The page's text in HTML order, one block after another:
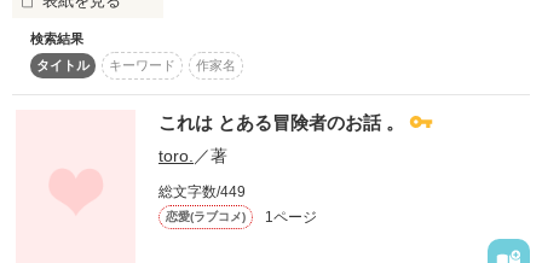
リーファネルとディアス。
切ないようで甘い。それでいて残酷なダークファンタジー。
リリアン・レイコット
×
スキルの内容によって捨てられた、彼女の冒険が今始まる！
検索結果
タイトル
キーワード 作家名
これは とある冒険者のお話 。
toro.／著
総文字数/449
恋愛(ラブコメ) 1ページ